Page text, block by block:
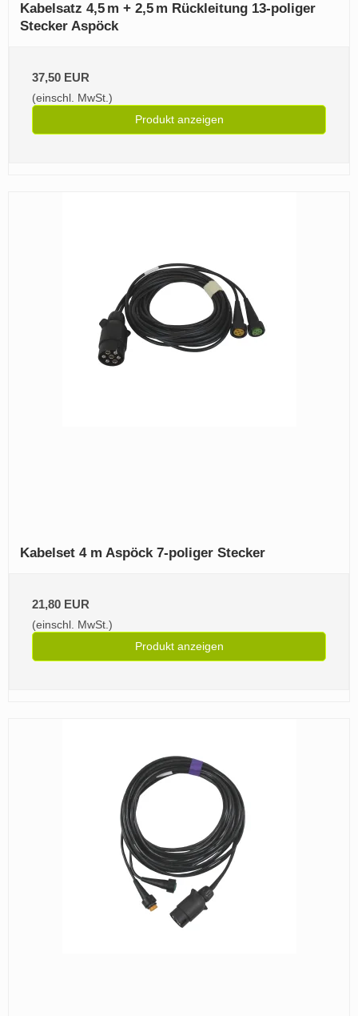
Kabelsatz 4,5 m + 2,5 m Rückleitung 13‑poliger
Stecker Aspöck
37,50 EUR
(einschl. MwSt.)
Produkt anzeigen
Kabelset 4 m Aspöck 7-poliger Stecker
21,80 EUR
(einschl. MwSt.)
Produkt anzeigen